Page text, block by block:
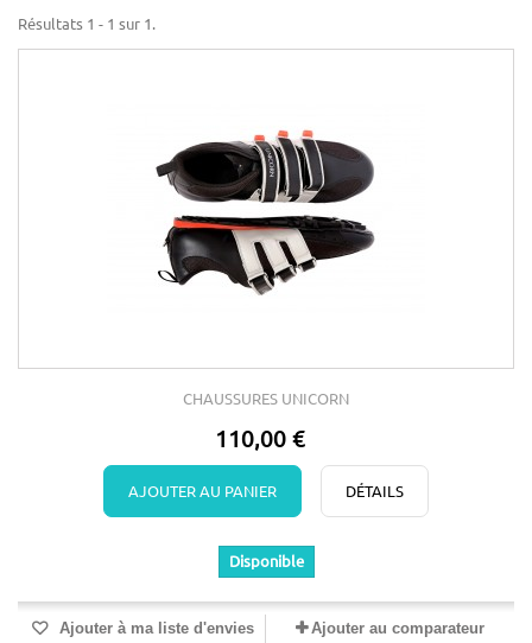
Résultats 1 - 1 sur 1.
CHAUSSURES UNICORN
110,00 €
AJOUTER AU PANIER DÉTAILS
Disponible
Ajouter à ma liste d'envies Ajouter au comparateur